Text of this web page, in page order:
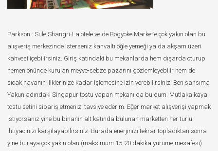
Parkson : Sule Shangri-La otele ve de Bogyoke Market’e çok yakın olan bu
alışveriş merkezinde isterseniz kahvaltı,öğle yemeği ya da akşam üzeri
kahvesi içebilirsiniz. Giriş katındaki bu mekanlarda hem dışarda oturup
hemen önünde kurulan meyve-sebze pazarını gözlemleyebilir hem de
sıcak havanın iliklerinize kadar işlemesine izin verebilirsiniz. Ben şansıma
Yakun adındaki Singapur tostu yapan mekanı da buldum. Mutlaka kaya
tostu setini sipariş etmenizi tavsiye ederim. Eğer market alışverişi yapmak
istiyorsanız yine bu binanın alt katında bulunan marketten her türlü
ihtiyacınızı karşılayabilirsiniz. Burada enerjinizi tekrar topladıktan sonra
yine buraya çok yakın olan (maksimum 15-20 dakika yürüme mesafesi)